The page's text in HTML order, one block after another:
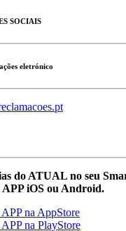
SOCIAIS
eletrónico
do ATUAL no seu
iOS ou Android.